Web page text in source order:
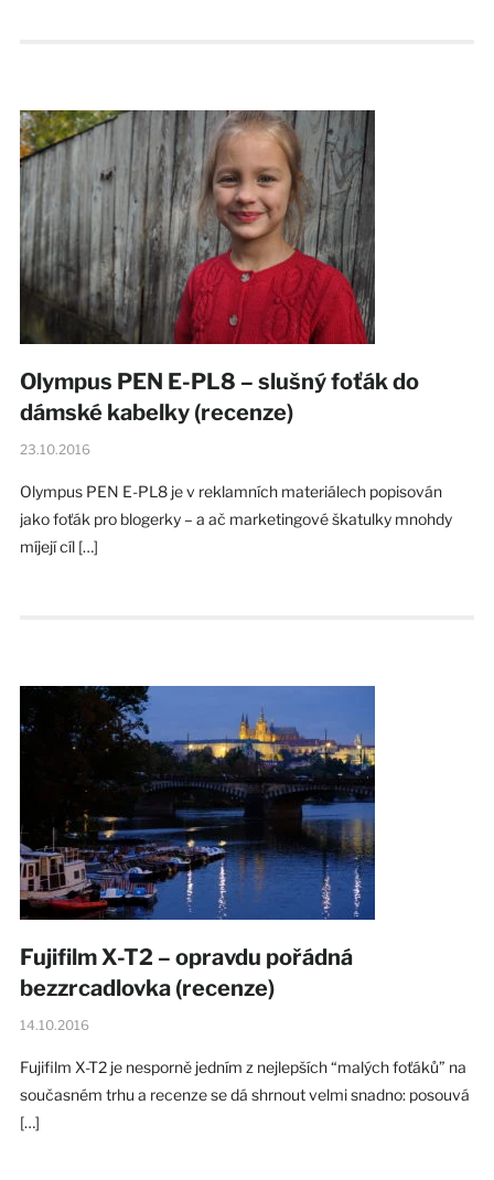
Olympus PEN E-PL8 – slušný foťák do
dámské kabelky (recenze)
23.10.2016
Olympus PEN E-PL8 je v reklamních materiálech popisován
jako foťák pro blogerky – a ač marketingové škatulky mnohdy
míjejí cíl […]
Fujifilm X-T2 – opravdu pořádná
bezzrcadlovka (recenze)
14.10.2016
Fujifilm X-T2 je nesporně jedním z nejlepších “malých foťáků” na
současném trhu a recenze se dá shrnout velmi snadno: posouvá
[…]